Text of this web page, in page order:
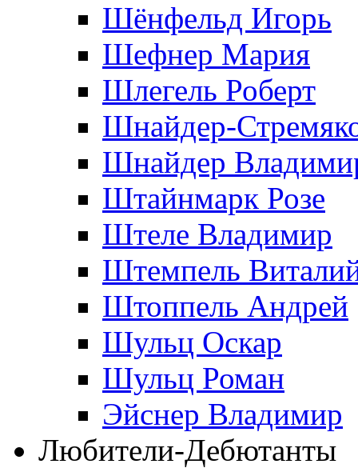
Шёнфельд Игорь
Шефнер Мария
Шлегель Роберт
Шнайдер-
Шнайдер
Штайнмарк Розe
Штеле Владимир
Штемпель
Штоппель Андрей
Шульц Оскар
Шульц Роман
Эйснер Владимир
Любители-Дебютанты